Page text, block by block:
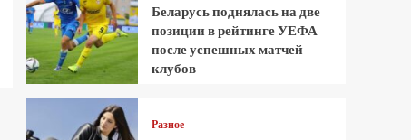
Беларусь поднялась на две
позиции в рейтинге УЕФА
после успешных матчей
клубов
Разное